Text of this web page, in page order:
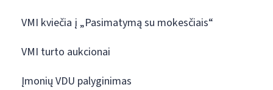
VMI kviečia į „Pasimatymą su mokesčiais“
VMI turto aukcionai
Įmonių VDU palyginimas